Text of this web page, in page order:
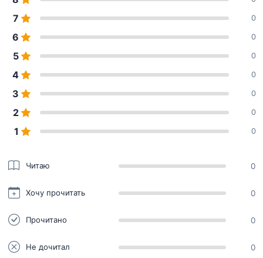
7 0
6 0
5 0
4 0
3 0
2 0
1 0
Читаю 0
Хочу прочитать 0
Прочитано 0
Не дочитал 0